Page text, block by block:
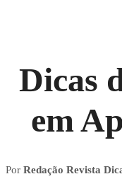
Dicas
em
Por Redação Revista